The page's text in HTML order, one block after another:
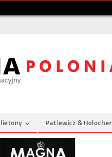
Patlewicz & Holocher